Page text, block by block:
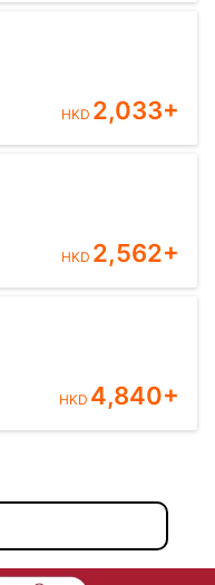
HKD 2,033+
HKD 2,562+
HKD 4,840+